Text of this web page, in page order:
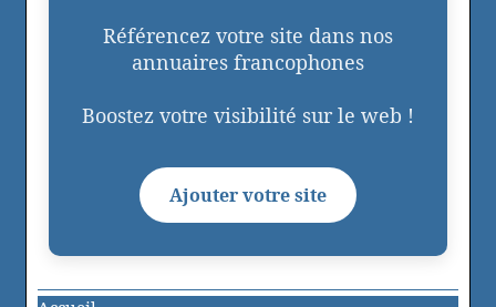
Référencez votre site dans nos
annuaires francophones
Boostez votre visibilité sur le web !
Ajouter votre site